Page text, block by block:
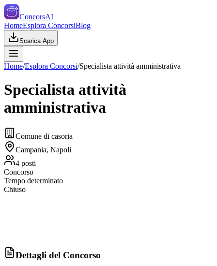
ConcorsAI
HomeEsplora ConcorsiBlog
Scarica App
Home/Esplora Concorsi/Specialista attività amministrativa
Specialista attività
amministrativa
Comune di casoria
Campania, Napoli
4 posti
Concorso
Tempo determinato
Chiuso
Dettagli del Concorso